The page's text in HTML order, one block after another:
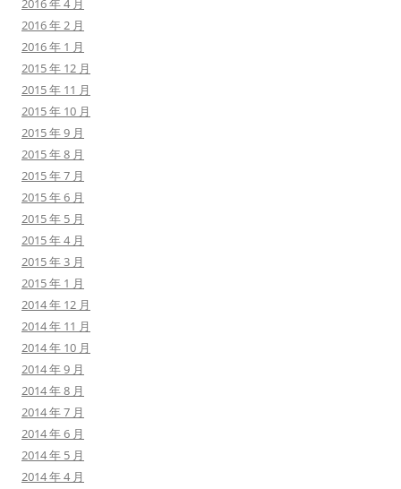
2016 年 4 月
2016 年 2 月
2016 年 1 月
2015 年 12 月
2015 年 11 月
2015 年 10 月
2015 年 9 月
2015 年 8 月
2015 年 7 月
2015 年 6 月
2015 年 5 月
2015 年 4 月
2015 年 3 月
2015 年 1 月
2014 年 12 月
2014 年 11 月
2014 年 10 月
2014 年 9 月
2014 年 8 月
2014 年 7 月
2014 年 6 月
2014 年 5 月
2014 年 4 月